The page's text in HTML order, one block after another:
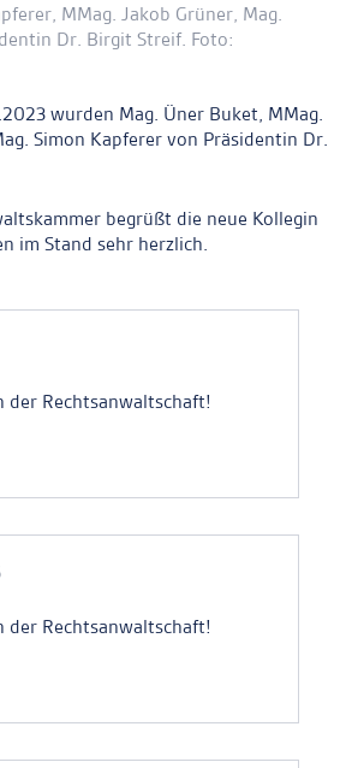
MMag. Jakob Grüner, Mag.
Dr. Birgit Streif. Foto:
wurden Mag. Üner Buket, MMag.
Simon Kapferer von Präsidentin Dr.
begrüßt die neue Kollegin
im Stand sehr herzlich.
der Rechtsanwaltschaft!
der Rechtsanwaltschaft!